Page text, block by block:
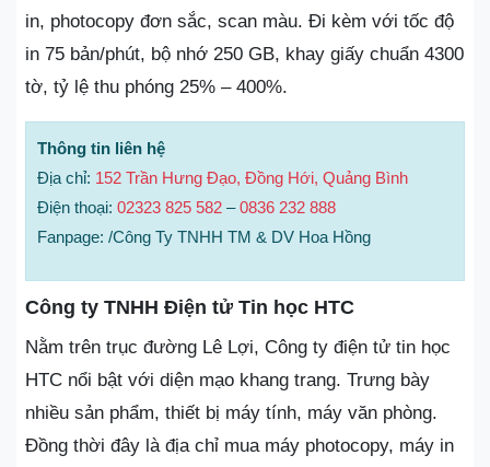
in, photocopy đơn sắc, scan màu. Đi kèm với tốc độ
in 75 bản/phút, bộ nhớ 250 GB, khay giấy chuẩn 4300
tờ, tỷ lệ thu phóng 25% – 400%.
Thông tin liên hệ
Địa chỉ: 152 Trần Hưng Đạo, Đồng Hới, Quảng Bình
Điện thoại: 02323 825 582 –0836 232 888
Fanpage: /Công Ty TNHH TM & DV Hoa Hồng
Công ty TNHH Điện tử Tin học HTC
Nằm trên trục đường Lê Lợi, Công ty điện tử tin học
HTC nổi bật với diện mạo khang trang. Trưng bày
nhiều sản phẩm, thiết bị máy tính, máy văn phòng.
Đồng thời đây là địa chỉ mua máy photocopy, máy in